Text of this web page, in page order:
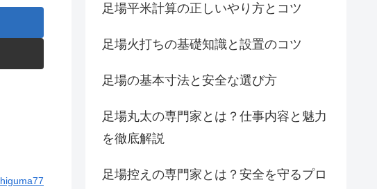
higuma77
足場平米計算の正しいやり方とコツ
足場火打ちの基礎知識と設置のコツ
足場の基本寸法と安全な選び方
足場丸太の専門家とは？仕事内容と魅力
を徹底解説
足場控えの専門家とは？安全を守るプロ